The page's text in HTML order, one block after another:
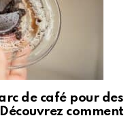
de café pour des
comment